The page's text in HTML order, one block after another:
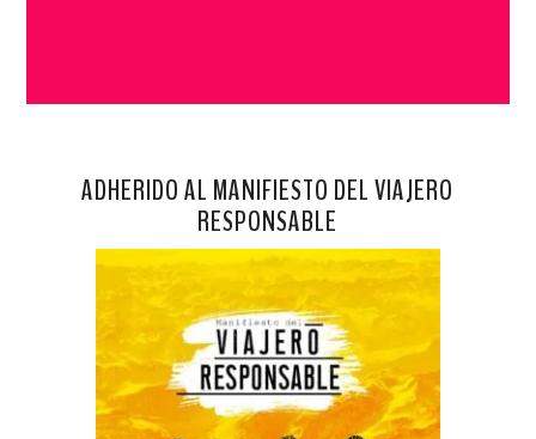
ADHERIDO AL MANIFIESTO DEL VIAJERO
RESPONSABLE